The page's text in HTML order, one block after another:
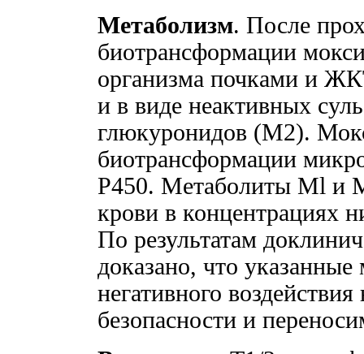
Метаболизм. После
биотрансформации
организма почками и
и в виде неактивных
глюкуронидов (М2).
биотрансформации
Р450. Метаболиты Ml и
крови в концентрациях
По результатам
доказано, что
негативного
безопасности и